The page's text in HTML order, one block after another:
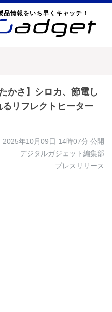
情報をいち早くキャッチ！
かさ】シロカ、節電し
リフレクトヒーター
2025年10月09日 14時07分 公開
デジタルガジェット編集部
プレスリリース